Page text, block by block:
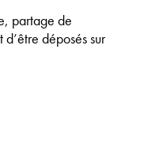
partage de
déposés sur